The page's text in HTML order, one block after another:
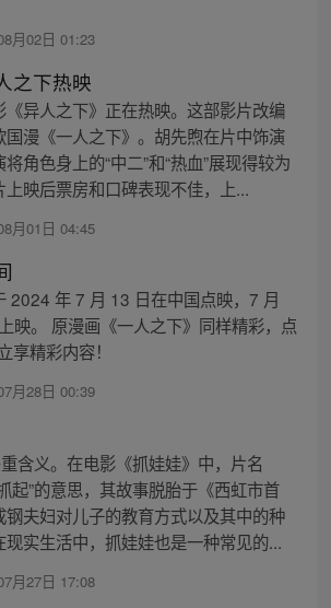
月02日 01:23
之下热映
《异人之下》正在热映。这部影片改编
国漫《一人之下》。胡先煦在片中饰演
角色身上的“中二”和“热血”展现得较为
映后票房和口碑表现不佳，上...
月01日 04:45
2024 年 7 月 13 日在中国点映，7 月
映。 原漫画《一人之下》同样精彩，点
享精彩内容！
月28日 00:39
含义。在电影《抓娃娃》中，片名
起”的意思，其故事脱胎于《西虹市首
钢夫妇对儿子的教育方式以及其中的种
实生活中，抓娃娃也是一种常见的...
月27日 17:08